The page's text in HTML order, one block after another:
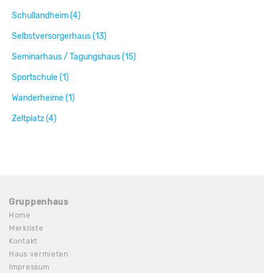
Schullandheim (4)
Selbstversorgerhaus (13)
Seminarhaus / Tagungshaus (15)
Sportschule (1)
Wanderheime (1)
Zeltplatz (4)
Gruppenhaus
Home
Merkliste
Kontakt
Haus vermieten
Impressum